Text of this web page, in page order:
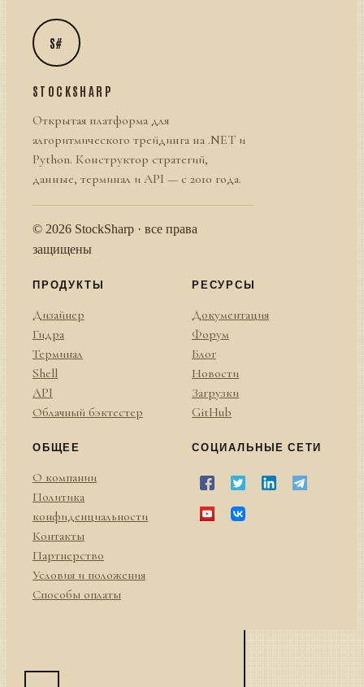
S#
STOCKSHARP
Открытая платформа для
алгоритмического трейдинга на .NET и
Python. Конструктор стратегий,
данные, терминал и API — с 2010 года.
© 2026 StockSharp · все права
защищены
ПРОДУКТЫ
Дизайнер
Гидра
Терминал
Shell
API
Облачный бэктестер
РЕСУРСЫ
Документация
Форум
Блог
Новости
Загрузки
GitHub
ОБЩЕЕ
О компании
Политика
конфиденциальности
Контакты
Партнерство
Условия и положения
Способы оплаты
СОЦИАЛЬНЫЕ СЕТИ